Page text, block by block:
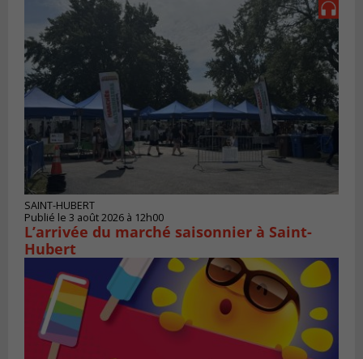
SAINT-HUBERT
Publié le 3 août 2026 à 12h00
L’arrivée du marché saisonnier à Saint-
Hubert